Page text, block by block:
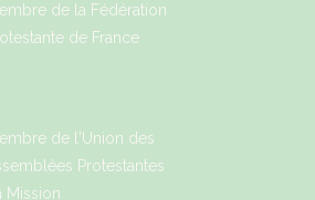
de la Fédération
de France
de l'Union des
Protestantes
Mission